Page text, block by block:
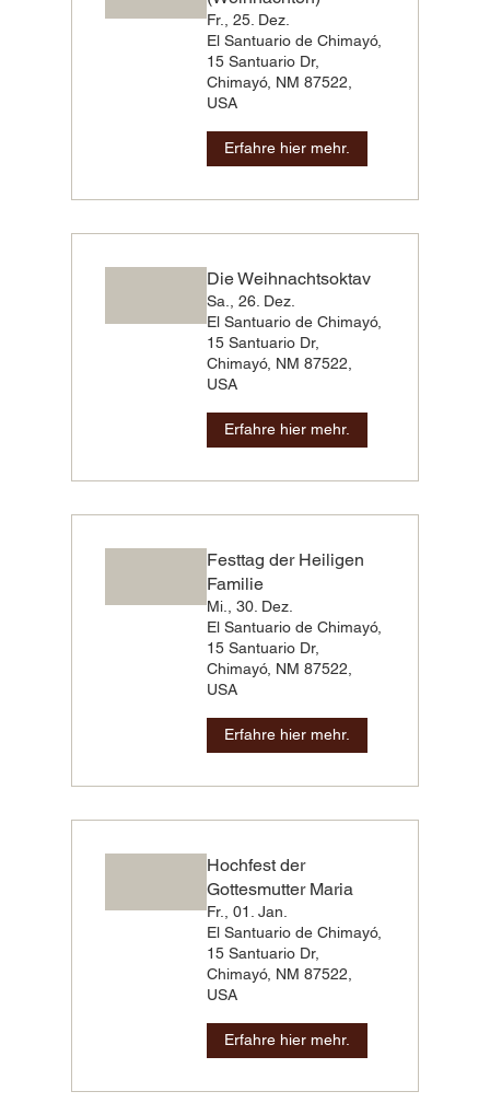
Fr., 25. Dez.
El Santuario de Chimayó,
15 Santuario Dr,
Chimayó, NM 87522,
USA
Erfahre hier mehr.
Die Weihnachtsoktav
Sa., 26. Dez.
El Santuario de Chimayó,
15 Santuario Dr,
Chimayó, NM 87522,
USA
Erfahre hier mehr.
Festtag der Heiligen
Familie
Mi., 30. Dez.
El Santuario de Chimayó,
15 Santuario Dr,
Chimayó, NM 87522,
USA
Erfahre hier mehr.
Hochfest der
Gottesmutter Maria
Fr., 01. Jan.
El Santuario de Chimayó,
15 Santuario Dr,
Chimayó, NM 87522,
USA
Erfahre hier mehr.